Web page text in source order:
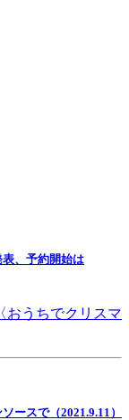
、予約開始は
おうちでクリスマ
ースで（2021.9.11）